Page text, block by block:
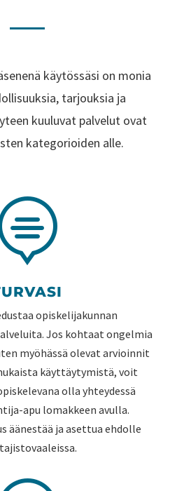
käytössäsi on monia
tarjouksia ja
kuuluvat palvelut ovat
kategorioiden alle.
opiskelijakunnan
Jos kohtaat ongelmia
myöhässä olevat arvioinnit
käyttäytymistä, voit
olla yhteydessä
apu lomakkeen avulla.
äänestää ja asettua ehdolle